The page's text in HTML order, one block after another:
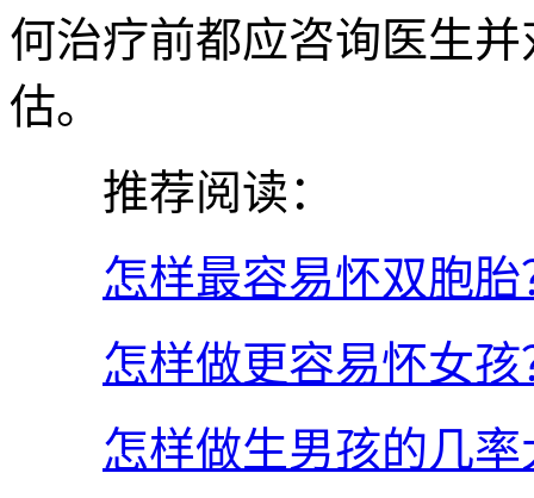
何治疗前都应咨询医生
估。
推荐阅读：
怎样最容易怀双胞
怎样做更容易怀女
怎样做生男孩的几